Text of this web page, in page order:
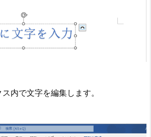
内で文字を編集します。